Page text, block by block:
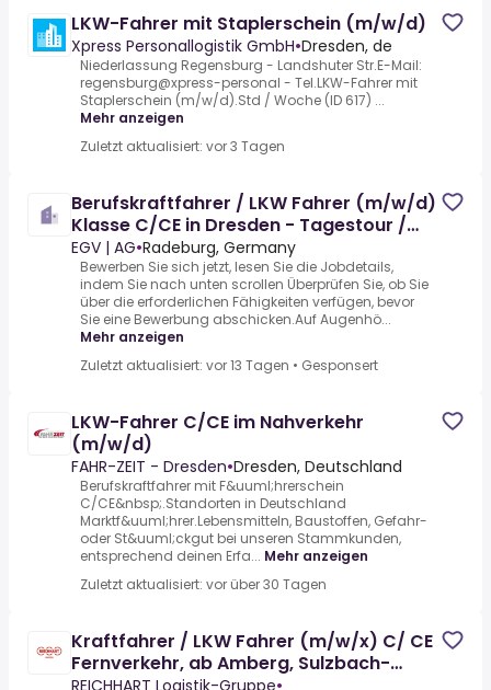
LKW-Fahrer mit Staplerschein (m/w/d)
Xpress Personallogistik GmbH•Dresden, de
Niederlassung Regensburg - Landshuter Str.E-Mail:
regensburg@xpress-personal - Tel.LKW-Fahrer mit
Staplerschein (m/w/d).Std / Woche (ID 617) ...
Mehr anzeigen
Zuletzt aktualisiert: vor 3 Tagen
Berufskraftfahrer / LKW Fahrer (m/w/d)
Klasse C/CE in Dresden - Tagestour /
Nahverkehr
EGV | AG•Radeburg, Germany
Bewerben Sie sich jetzt, lesen Sie die Jobdetails,
indem Sie nach unten scrollen Überprüfen Sie, ob Sie
über die erforderlichen Fähigkeiten verfügen, bevor
Sie eine Bewerbung abschicken.Auf Augenhö...
Mehr anzeigen
Zuletzt aktualisiert: vor 13 Tagen • Gesponsert
LKW-Fahrer C/CE im Nahverkehr
(m/w/d)
FAHR-ZEIT - Dresden•Dresden, Deutschland
Berufskraftfahrer mit F&uuml;hrerschein
C/CE&nbsp;.Standorten in Deutschland
Marktf&uuml;hrer.Lebensmitteln, Baustoffen, Gefahr-
oder St&uuml;ckgut bei unseren Stammkunden,
entsprechend deinen Erfa... Mehr anzeigen
Zuletzt aktualisiert: vor über 30 Tagen
Kraftfahrer / LKW Fahrer (m/w/x) C/ CE
Fernverkehr, ab Amberg, Sulzbach-